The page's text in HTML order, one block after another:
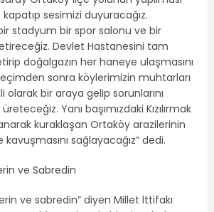
sesimizi duyuracağız.
bir stadyum bir spor salonu ve bir
Devlet Hastanesini tam
doğalgazın her haneye ulaşmasını
sonra köylerimizin muhtarları
bir araya gelip sorunlarını
Yanı başımızdaki Kızılırmak
kuraklaşan Ortaköy arazilerinin
sağlayacağız” dedi.
ve Sabredin
ve sabredin” diyen Millet İttifakı